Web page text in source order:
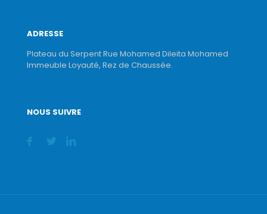
ADRESSE
Plateau du Serpent Rue Mohamed Dileita Mohamed
Immeuble Loyauté, Rez de Chaussée.
NOUS SUIVRE